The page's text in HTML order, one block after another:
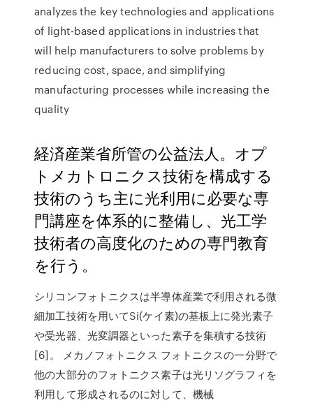
analyzes the key technologies and applications
of light-based applications in industries that
will help manufacturers to solve problems by
reducing cost, space, and simplifying
manufacturing processes while increasing the
quality
経済産業省所管の公益法人。オプ
トメカトロニクス技術を構成する
技術のうち主に光利用に必要な専
門講座を体系的に整備し、光工学
技術者の高度化のための専門教育
を行う。
シリコンフォトニクスは半導体産業で利用される微
細加工技術を用いてSi(ケイ素)の基板上に発光素子
や受光器、光変調器といった素子を集積する技術
[6]。 メカノフォトニクス フォトニクスの一分野で
他の大部分のフォトニクス素子は光リソグラフィを
利用して形成されるのに対して、機械